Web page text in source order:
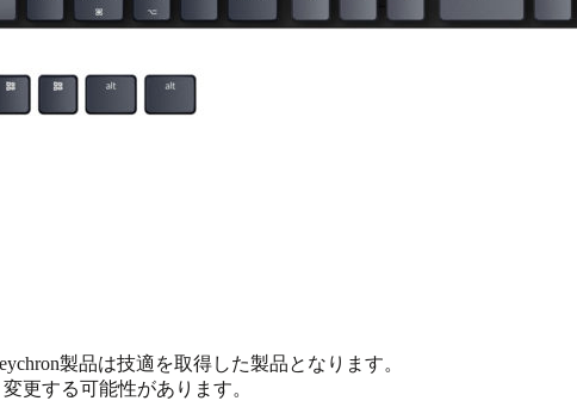
製品は技適を取得した製品となります。
更する可能性があります。